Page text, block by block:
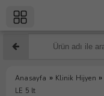
Anasayfa » Klinik Hijyen »
LE 5 lt